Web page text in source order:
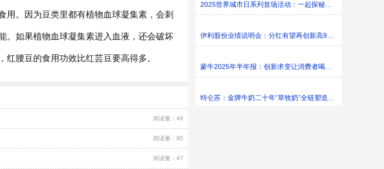
用。因为豆类里都有植物血球凝集素，会刺
。如果植物血球凝集素进入血液，还会破坏
腰豆的食用功效比红芸豆要高得多。
阅读量：49
阅读量：80
阅读量：47
2025世界城市日系列首场活动：一起探秘家门口的“魔法花园”
伊利股份业绩说明会：分红有望再创新高9%利润率目标不变
蒙牛2025年半年报：创新求变让消费者喝上奶、喝好奶、喝
特仑苏：金牌牛奶二十年“草牧奶”全链塑造有机新矩阵